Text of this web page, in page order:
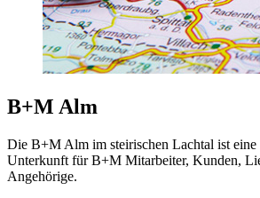
B+M Alm
Die B+M Alm im steirischen Lachtal ist
Unterkunft für B+M Mitarbeiter, Kunden,
Angehörige.